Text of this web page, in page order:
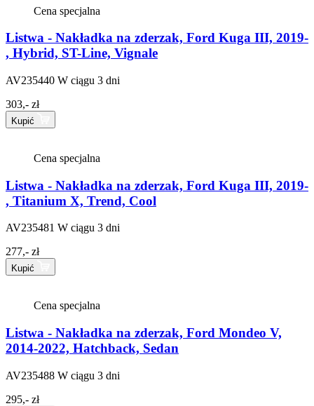
Cena specjalna
Listwa - Nakładka na zderzak, Ford Kuga III, 2019-
, Hybrid, ST-Line, Vignale
AV235440 W ciągu 3 dni
303,- zł
Kupić
Cena specjalna
Listwa - Nakładka na zderzak, Ford Kuga III, 2019-
, Titanium X, Trend, Cool
AV235481 W ciągu 3 dni
277,- zł
Kupić
Cena specjalna
Listwa - Nakładka na zderzak, Ford Mondeo V,
2014-2022, Hatchback, Sedan
AV235488 W ciągu 3 dni
295,- zł